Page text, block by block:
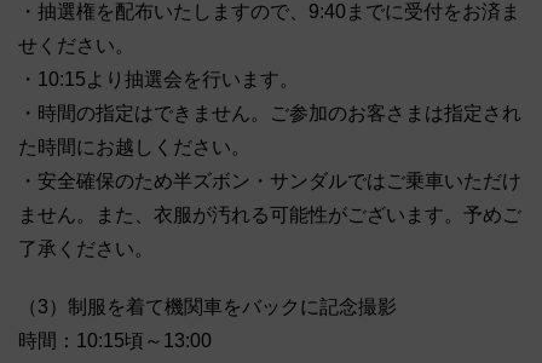
・抽選権を配布いたしますので、9:40までに受付をお済ま
せください。
・10:15より抽選会を行います。
・時間の指定はできません。ご参加のお客さまは指定され
た時間にお越しください。
・安全確保のため半ズボン・サンダルではご乗車いただけ
ません。また、衣服が汚れる可能性がございます。予めご
了承ください。
（3）制服を着て機関車をバックに記念撮影
時間：10:15頃～13:00